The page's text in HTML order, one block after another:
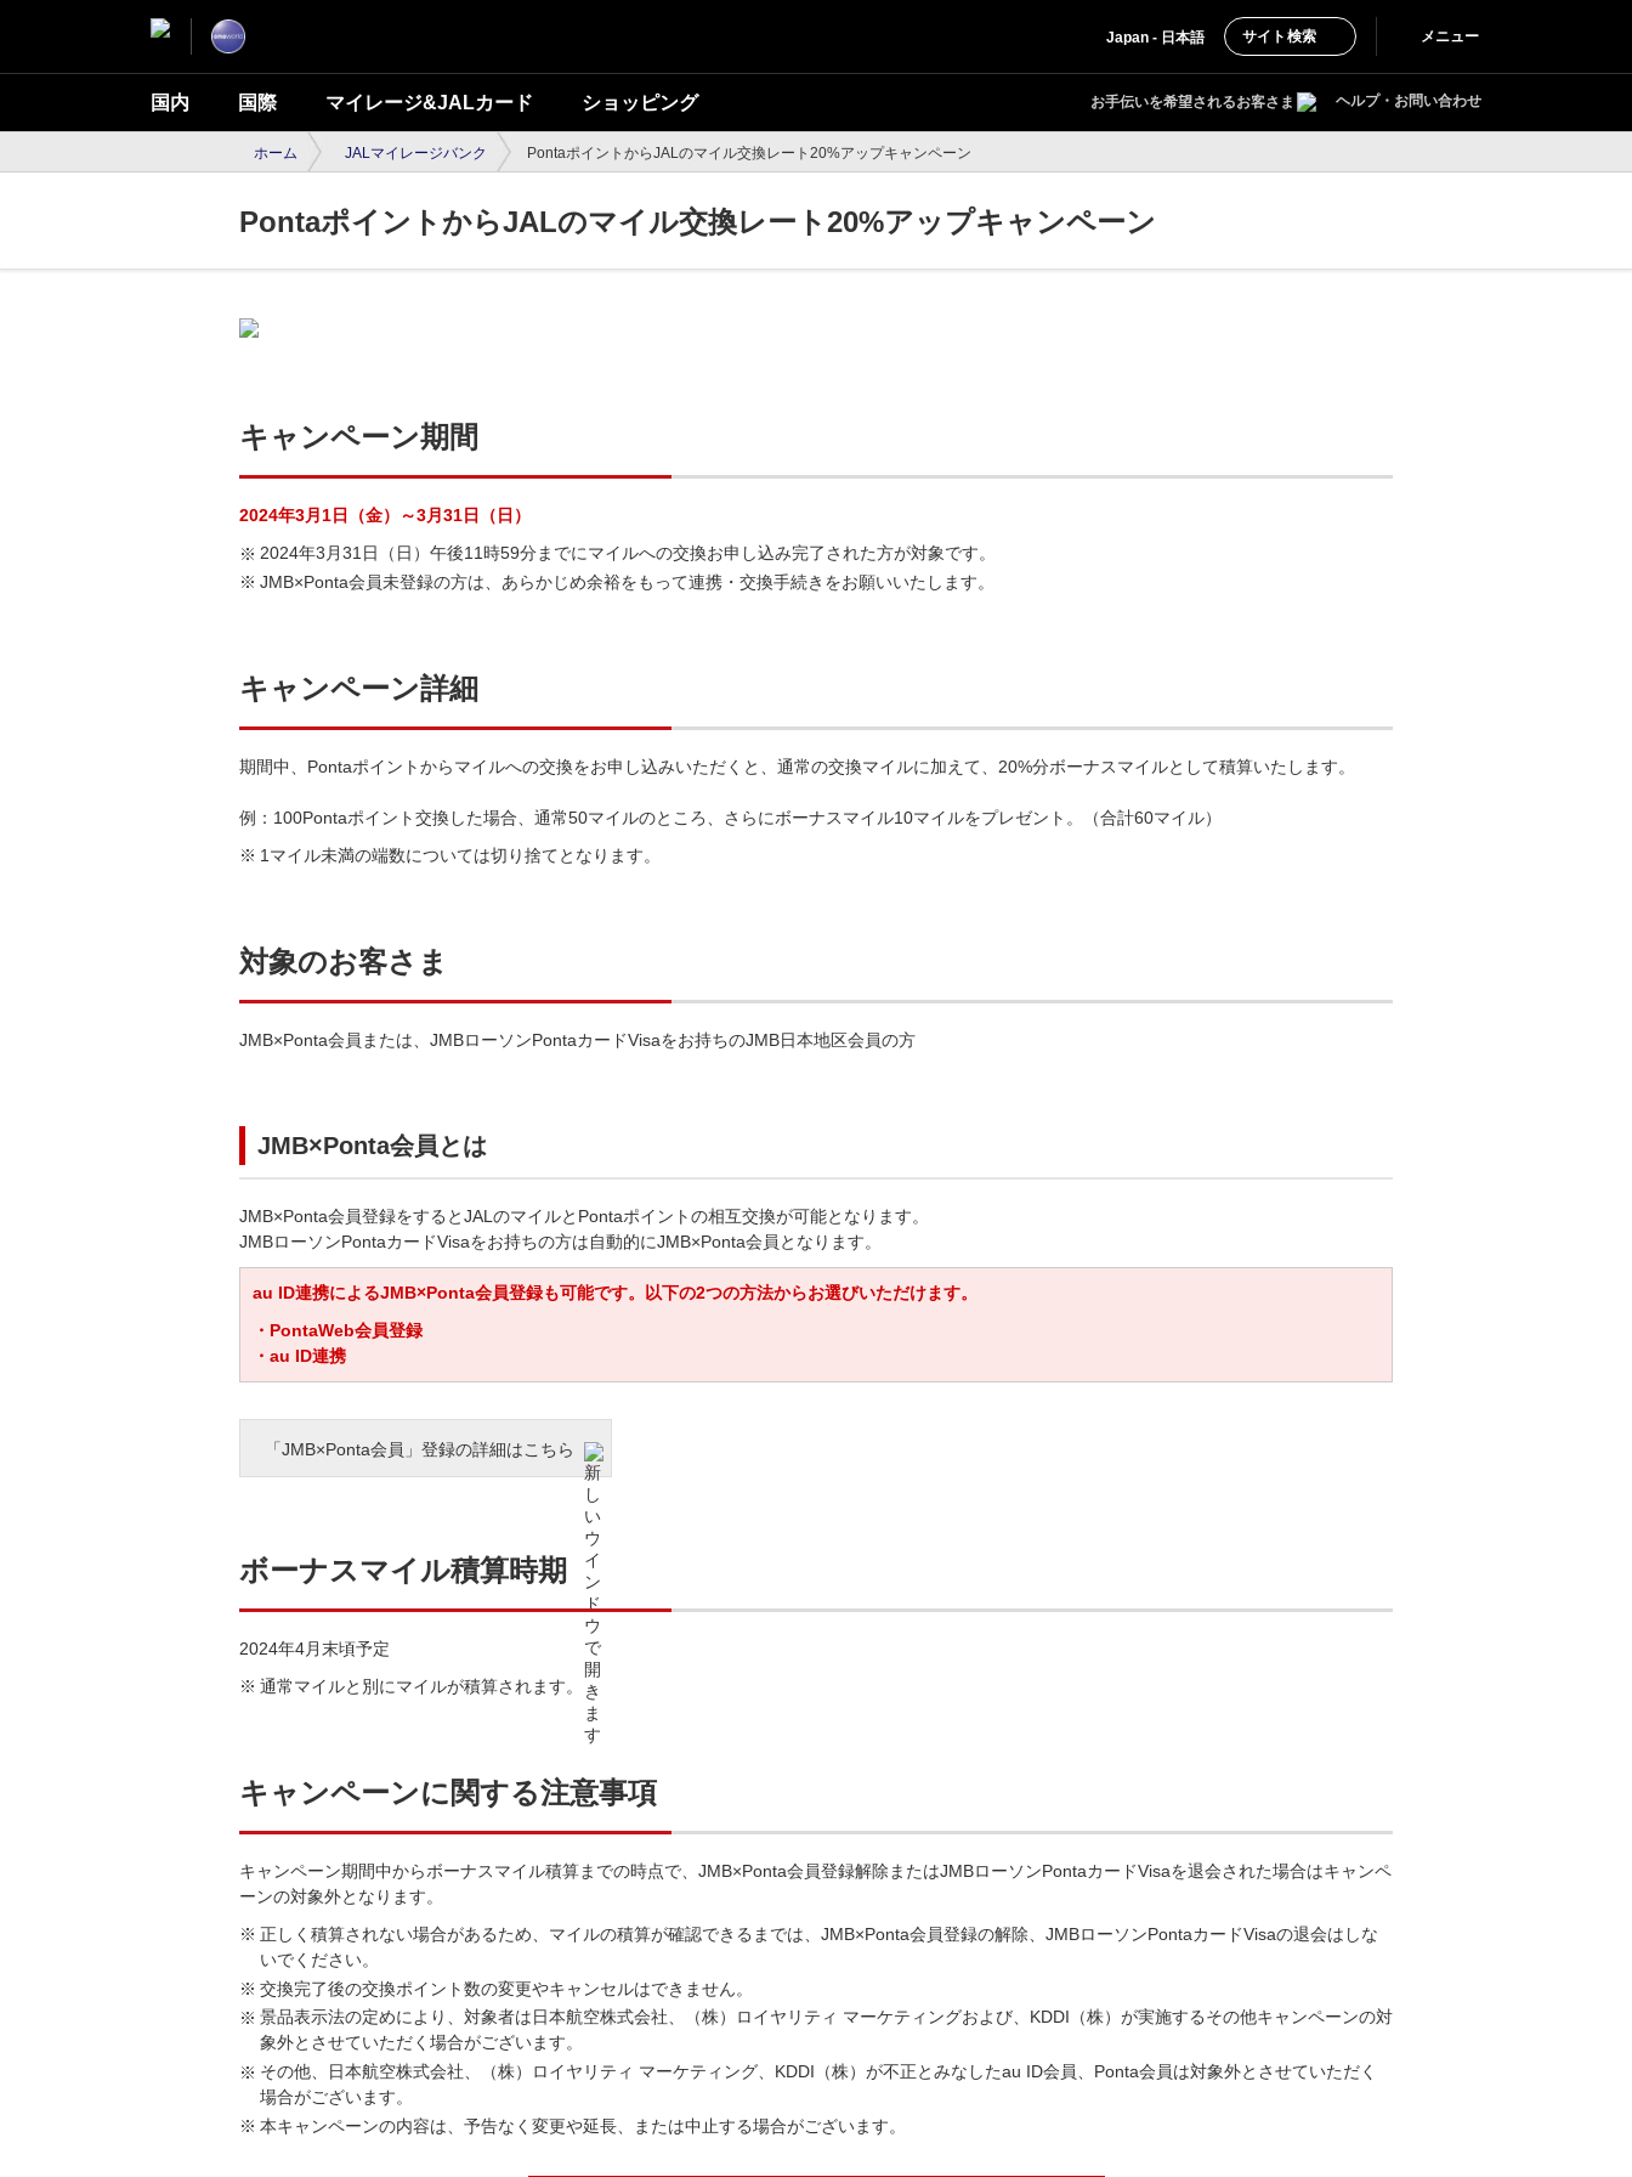
Japan - 日本語 サイト検索 メニュー
国内 国際 マイレージ&JALカード ショッピング お手伝いを希望されるお客さま ヘルプ・お問い合わせ
ホーム JALマイレージバンク PontaポイントからJALのマイル交換レート20%アップキャンペーン
PontaポイントからJALのマイル交換レート20%アップキャンペーン
キャンペーン期間
2024年3月1日（金）～3月31日（日）
2024年3月31日（日）午後11時59分までにマイルへの交換お申し込み完了された方が対象です。
JMB×Ponta会員未登録の方は、あらかじめ余裕をもって連携・交換手続きをお願いいたします。
キャンペーン詳細
期間中、Pontaポイントからマイルへの交換をお申し込みいただくと、通常の交換マイルに加えて、20%分ボーナスマイルとして積算いたします。
例：100Pontaポイント交換した場合、通常50マイルのところ、さらにボーナスマイル10マイルをプレゼント。（合計60マイル）
1マイル未満の端数については切り捨てとなります。
対象のお客さま
JMB×Ponta会員または、JMBローソンPontaカードVisaをお持ちのJMB日本地区会員の方
JMB×Ponta会員とは
JMB×Ponta会員登録をするとJALのマイルとPontaポイントの相互交換が可能となります。
JMBローソンPontaカードVisaをお持ちの方は自動的にJMB×Ponta会員となります。
au ID連携によるJMB×Ponta会員登録も可能です。以下の2つの方法からお選びいただけます。
・PontaWeb会員登録
・au ID連携
「JMB×Ponta会員」登録の詳細はこちら
ボーナスマイル積算時期
2024年4月末頃予定
通常マイルと別にマイルが積算されます。
キャンペーンに関する注意事項
キャンペーン期間中からボーナスマイル積算までの時点で、JMB×Ponta会員登録解除またはJMBローソンPontaカードVisaを退会された場合はキャンペ
ーンの対象外となります。
正しく積算されない場合があるため、マイルの積算が確認できるまでは、JMB×Ponta会員登録の解除、JMBローソンPontaカードVisaの退会はしな
いでください。
交換完了後の交換ポイント数の変更やキャンセルはできません。
景品表示法の定めにより、対象者は日本航空株式会社、（株）ロイヤリティ マーケティングおよび、KDDI（株）が実施するその他キャンペーンの対
象外とさせていただく場合がございます。
その他、日本航空株式会社、（株）ロイヤリティ マーケティング、KDDI（株）が不正とみなしたau ID会員、Ponta会員は対象外とさせていただく
場合がございます。
本キャンペーンの内容は、予告なく変更や延長、または中止する場合がございます。